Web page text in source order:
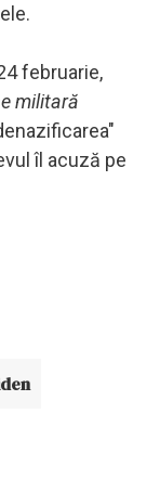
februarie,
militară
îl acuză pe